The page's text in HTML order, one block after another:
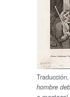
Traducción,
hombre